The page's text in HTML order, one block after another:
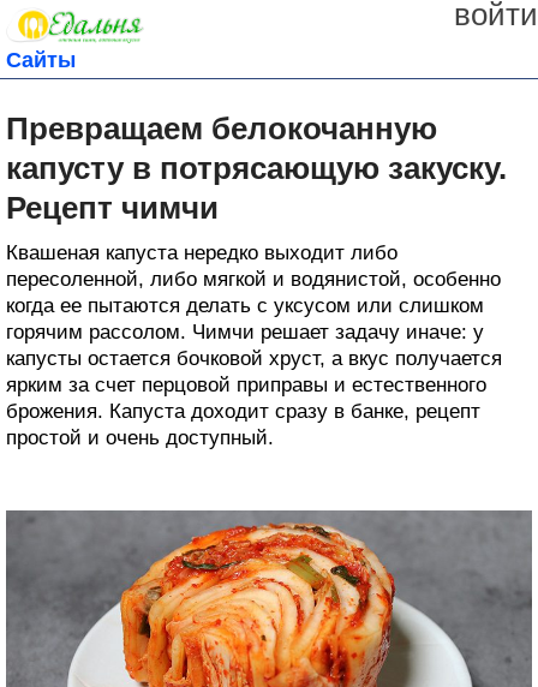
войти
Сайты
Превращаем белокочанную
капусту в потрясающую закуску.
Рецепт чимчи
Квашеная капуста нередко выходит либо
пересоленной, либо мягкой и водянистой, особенно
когда ее пытаются делать с уксусом или слишком
горячим рассолом. Чимчи решает задачу иначе: у
капусты остается бочковой хруст, а вкус получается
ярким за счет перцовой приправы и естественного
брожения. Капуста доходит сразу в банке, рецепт
простой и очень доступный.